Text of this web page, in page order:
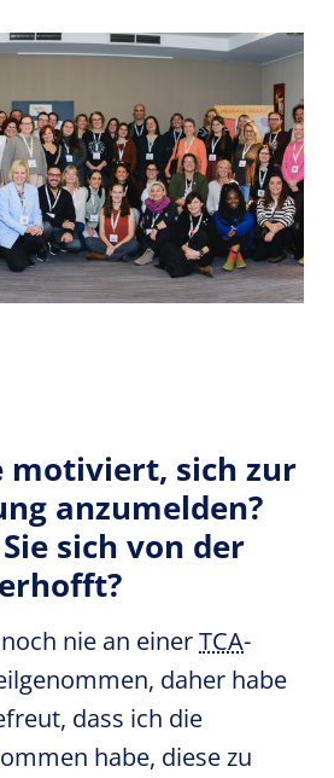
motiviert, sich zur
anzumelden?
sich von der
nie an einerTCA-
daher habe
dass ich die
habe, diese zu